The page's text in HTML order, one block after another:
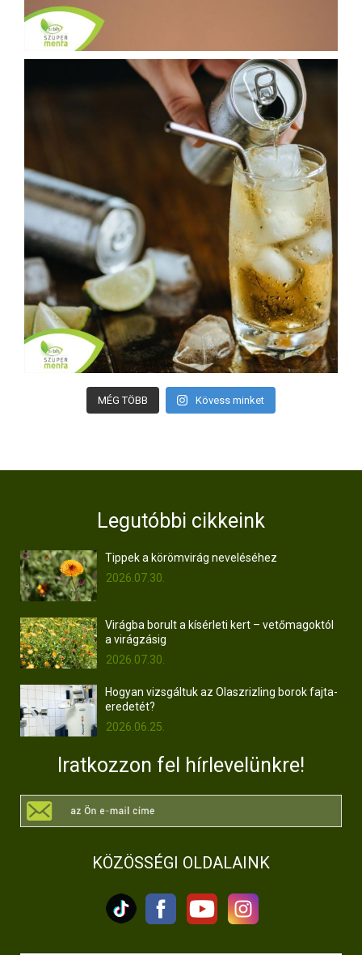
MÉG TÖBB Kövess minket
Legutóbbi cikkeink
Tippek a körömvirág neveléséhez
2026.07.30.
Virágba borult a kísérleti kert – vetőmagoktól
a virágzásig
2026.07.30.
Hogyan vizsgáltuk az Olaszrizling borok fajta-
eredetét?
2026.06.25.
Iratkozzon fel hírlevelünkre!
KÖZÖSSÉGI OLDALAINK